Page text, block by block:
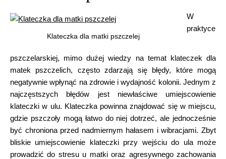
Klateczka dla matki pszczelej
W
praktyce
pszczelarskiej, mimo dużej wiedzy na temat klateczek dla
matek pszczelich, często zdarzają się błędy, które mogą
negatywnie wpłynąć na zdrowie i wydajność kolonii. Jednym z
najczęstszych błędów jest niewłaściwe umiejscowienie
klateczki w ulu. Klateczka powinna znajdować się w miejscu,
gdzie pszczoły mogą łatwo do niej dotrzeć, ale jednocześnie
być chroniona przed nadmiernym hałasem i wibracjami. Zbyt
bliskie umiejscowienie klateczki przy wejściu do ula może
prowadzić do stresu u matki oraz agresywnego zachowania